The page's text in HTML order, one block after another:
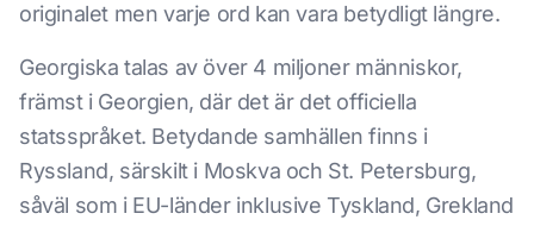
originalet men varje ord kan vara betydligt längre.
Georgiska talas av över 4 miljoner människor,
främst i Georgien, där det är det officiella
statsspråket. Betydande samhällen finns i
Ryssland, särskilt i Moskva och St. Petersburg,
såväl som i EU-länder inklusive Tyskland, Grekland